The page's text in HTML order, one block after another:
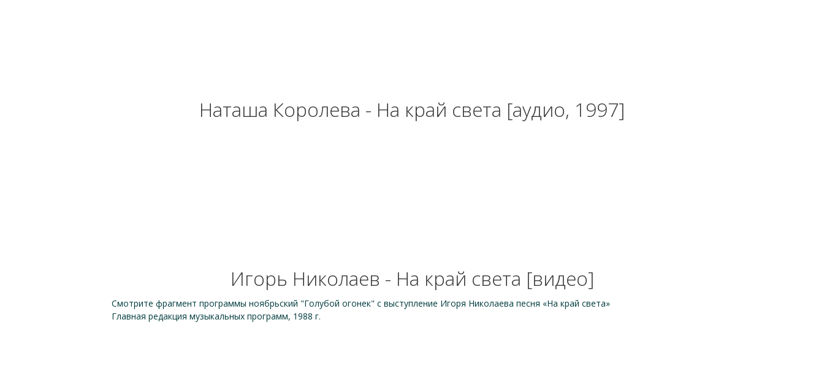
Наташа Королева - На край света [аудио, 1997]
Игорь Николаев - На край света [видео]
Смотрите фрагмент программы ноябрьский "Голубой огонек" с выступление Игоря Николаева песня «На край света»
Главная редакция музыкальных программ, 1988 г.